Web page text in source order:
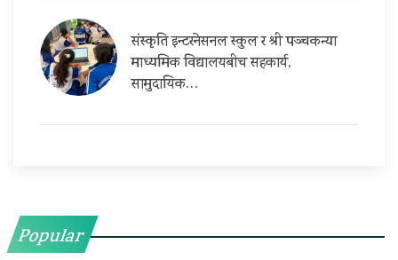
संस्कृति इन्टरनेसनल स्कुल र श्री पञ्चकन्या
माध्यमिक विद्यालयबीच सहकार्य,
सामुदायिक…
Popular